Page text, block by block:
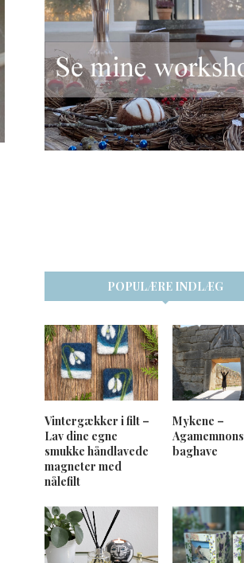
POPULÆRE INDLÆG
Vintergækker i filt –
Lav dine egne
smukke håndlavede
magneter med
nålefilt
Mykene –
Agamemnons
baghave